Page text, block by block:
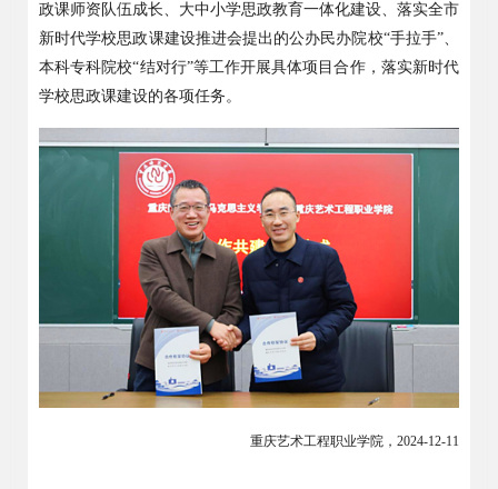
政课师资队伍成长、大中小学思政教育一体化建设、落实全市
新时代学校思政课建设推进会提出的公办民办院校“手拉手”、
本科专科院校“结对行”等工作开展具体项目合作，落实新时代
学校思政课建设的各项任务。
重庆艺术工程职业学院， 2024-12-11